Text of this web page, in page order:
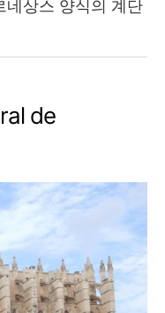
네상스 양식의 계단
de